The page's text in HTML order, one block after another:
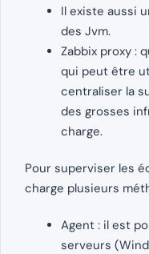
Il existe aussi
des Jvm.
Zabbix proxy :
qui peut être
centraliser la
des grosses
charge.
Pour superviser les
charge plusieurs
Agent : il est
serveurs